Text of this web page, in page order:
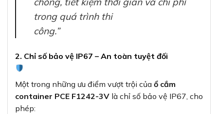
trong quá trình thi
công.”
2. Chỉ số bảo vệ IP67 – An toàn tuyệt đối
Một trong những ưu điểm vượt trội của ổ cắm
container PCE F1242-3V là chỉ số bảo vệ IP67, cho
phép: